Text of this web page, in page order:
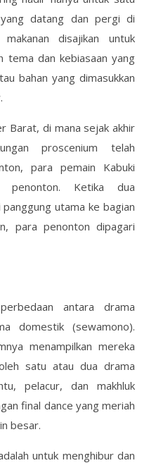
datang dan pergi di
disajikan untuk
tema dan kebiasaan yang
bahan yang dimasukkan
Barat, di mana sejak akhir
proscenium telah
para pemain Kabuki
penonton. Ketika dua
utama ke bagian
para penonton dipagari
antara drama
domestik (sewamono).
menampilkan mereka
satu atau dua drama
pelacur, dan makhluk
final dance yang meriah
besar.
untuk menghibur dan